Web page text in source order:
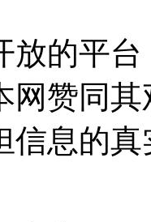
放的平
网赞同
信息的